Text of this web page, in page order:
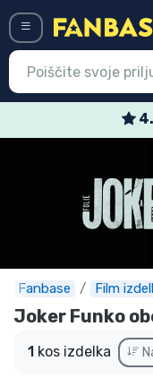
Fanbase Film
Joker Funko
1 kos izdelka
Najnovejsi
Ekspresna
Prednaročila
Outlet izdelki